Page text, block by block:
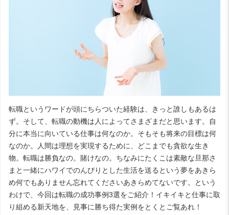
転職というワードが頭にちらついた経験は、きっと誰しもあるは
ず。そして、転職の動機は人によってさまざまだと思います。自
分に本当に向いている仕事は何なのか。そもそも将来の目標は何
なのか。人間は理想を実現するために、どこまでも貪欲な生き
物。転職は勝負なの。賭けなの。ちなみにたくこは素敵な旦那さ
まと一緒にハワイでのんびりとした生活を送るという夢をあきら
め何でもありません忘れてくださいあきらめてないです。という
わけで、今回は転職の成功事例3選をご紹介！イキイキと仕事に取
り組める新天地を、見事に勝ち得た実例をとくとご覧あれ！